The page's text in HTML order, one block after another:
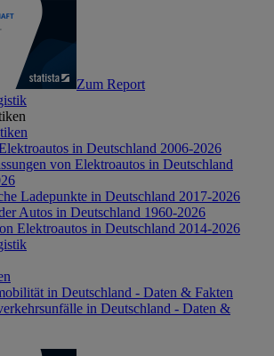
Zum Report
in Deutschland 2006-2026
von Elektroautos in Deutschland
Ladepunkte in Deutschland 2017-2026
Autos in Deutschland 1960-2026
Elektroautos in Deutschland 2014-2026
in Deutschland - Daten & Fakten
in Deutschland - Daten &